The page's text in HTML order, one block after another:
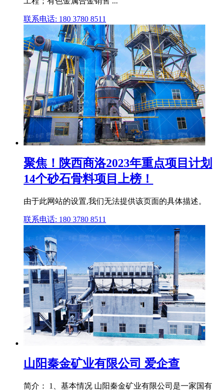
联系电话: 180 3780 8511
聚焦！陕西商洛2023年重点项目计划
14个砂石骨料项目上榜！
由于此网站的设置,我们无法提供该页面的具体描述。
联系电话: 180 3780 8511
山阳秦金矿业有限公司 爱企查
简介： 1、基本情况 山阳秦金矿业有限公司是一家国有